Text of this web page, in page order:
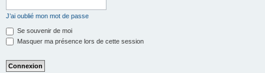
J’ai oublié mon mot de passe
Se souvenir de moi
Masquer ma présence lors de cette session